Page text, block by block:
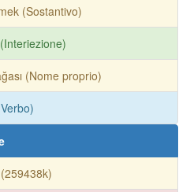
(Sostantivo)
(Nome proprio)